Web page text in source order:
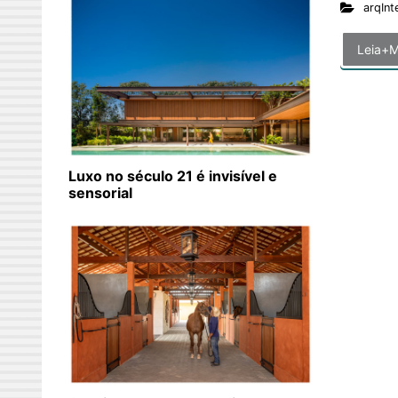
Luxo no século 21 é invisível e
sensorial